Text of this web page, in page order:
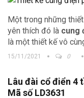
Một trong những
yên thích đó là cung
là một thiết kế vô
Trịnh Gia. Vậy hãy xem
15/11/2021 0
Lâu đài cổ điển 4
Mã số LD3631